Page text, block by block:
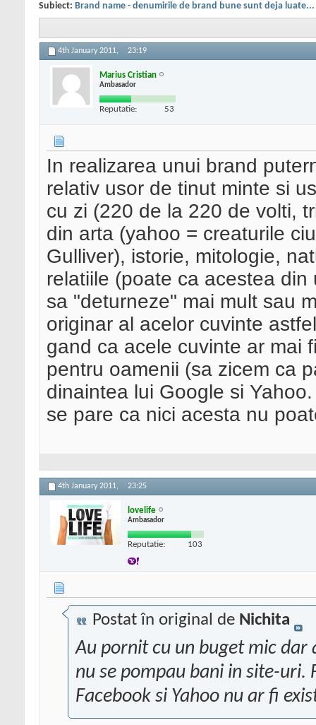
Subiect: Brand name - denumirile de brand bune sunt deja luate...
4th January 2011, 23:19
Marius Cristian
Ambasador
Reputatie: 53
In realizarea unui brand
relativ usor de tinut minte si
cu zi (220 de la 220 de volti,
din arta (yahoo = creaturile
Gulliver), istorie, mitologie,
relatiile (poate ca acestea
sa "deturneze" mai mult sau
originar al acelor cuvinte
gand ca acele cuvinte ar mai
pentru oamenii (sa zicem ca
dinaintea lui Google si
se pare ca nici acesta nu
4th January 2011, 23:25
lovelife
Ambasador
Reputatie: 103
Postat în original de Nichita
Au pornit cu un buget mic
nu se pompau bani in site-
Facebook si Yahoo nu ar fi